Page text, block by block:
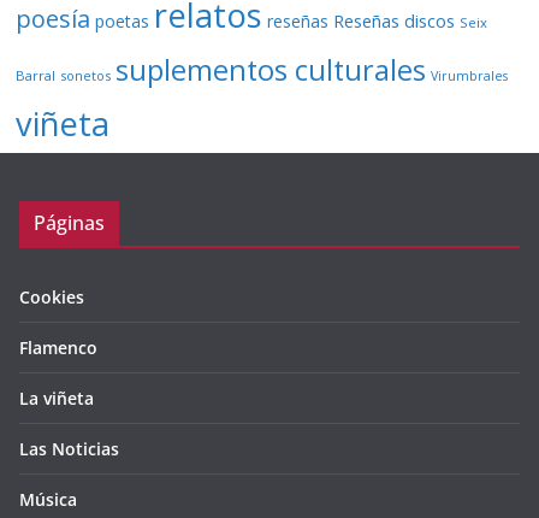
poesía poetas relatos reseñas Reseñas discos Seix
Barral sonetos suplementos culturales Virumbrales
viñeta
Páginas
Cookies
Flamenco
La viñeta
Las Noticias
Música